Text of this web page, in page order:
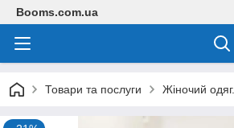
Booms.com.ua
Товари та послуги Жіночий одяг.